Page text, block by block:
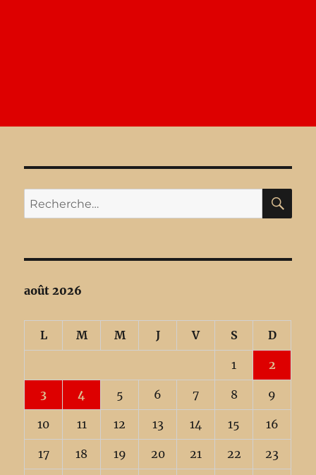
Recherche
pour :
août 2026
L M M J V S D
1 2
3 4 5 6 7 8 9
10 11 12 13 14 15 16
17 18 19 20 21 22 23